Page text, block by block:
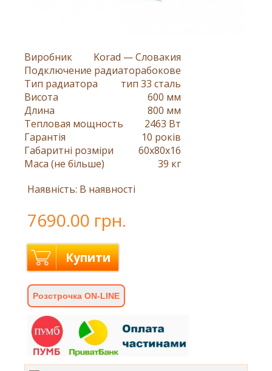
Виробник
Korad — Словакия
Подключение радиаторабокове
Тип радиатора
тип 33 сталь
Висота
600 мм
Длина
800 мм
Тепловая мощность
2463 Вт
Гарантія
10 років
Габаритні розміри
60x80x16
Маса (не більше)
39 кг
Наявність: В наявності
7690.00 грн.
Купити
Розстрочка ON-LINE